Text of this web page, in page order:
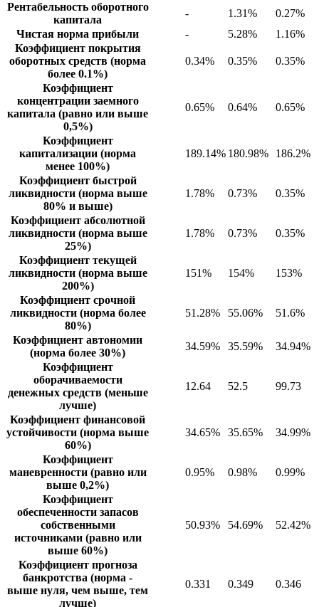
Рентабельность оборотного
капитала
- 1.31% 0.27%
Чистая норма прибыли
- 5.28% 1.16%
Коэффициент покрытия
оборотных средств (норма
более 0.1%)
0.34% 0.35% 0.35%
Коэффициент
концентрации заемного
капитала (равно или выше
0,5%)
0.65% 0.64% 0.65%
Коэффициент
капитализации (норма
менее 100%)
189.14% 180.98% 186.2%
Коэффициент быстрой
ликвидности (норма выше
80% и выше)
1.78% 0.73% 0.35%
Коэффициент абсолютной
ликвидности (норма выше
25%)
1.78% 0.73% 0.35%
Коэффициент текущей
ликвидности (норма выше
200%)
151% 154% 153%
Коэффициент срочной
ликвидности (норма более
80%)
51.28% 55.06% 51.6%
Коэффициент автономии
(норма более 30%)
34.59% 35.59% 34.94%
Коэффициент
оборачиваемости
денежных средств (меньше
лучше)
12.64 52.5 99.73
Коэффициент финансовой
устойчивости (норма выше
60%)
34.65% 35.65% 34.99%
Коэффициент
маневренности (равно или
выше 0,2%)
0.95% 0.98% 0.99%
Коэффициент
обеспеченности запасов
собственными
источниками (равно или
выше 60%)
50.93% 54.69% 52.42%
Коэффициент прогноза
банкротства (норма -
выше нуля, чем выше, тем
лучше)
0.331 0.349 0.346